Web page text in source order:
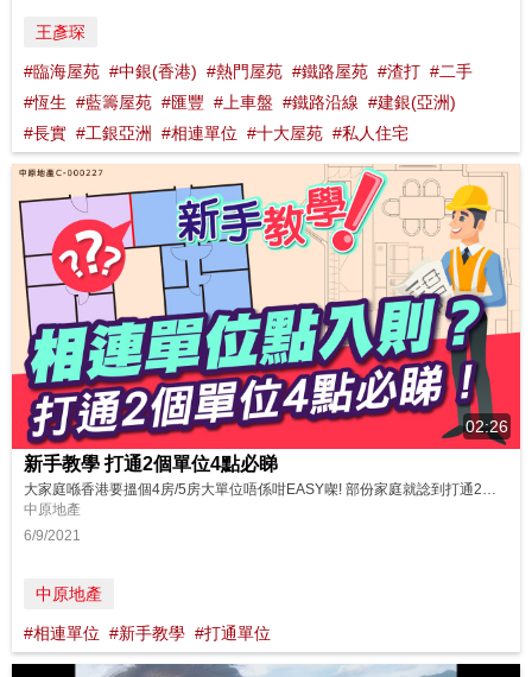
王彥琛
#臨海屋苑 #中銀(香港) #熱門屋苑 #鐵路屋苑 #渣打 #二手
#恆生 #藍籌屋苑 #匯豐 #上車盤 #鐵路沿線 #建銀(亞洲)
#長實 #工銀亞洲 #相連單位 #十大屋苑 #私人住宅
02:26
新手教學 打通2個單位4點必睇
大家庭喺香港要搵個4房/5房大單位唔係咁EASY㗎! 部份家庭就諗到打通2個單位自製相連單位！但進行改動前有好多嘢要留心㗎，一齊睇吓啦！
中原地產
6/9/2021
中原地產
#相連單位 #新手教學 #打通單位